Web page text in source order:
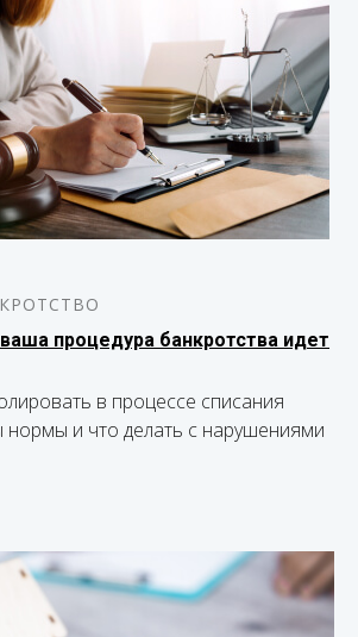
процедура банкротства идет
в процессе списания
нормы и что делать с нарушениями